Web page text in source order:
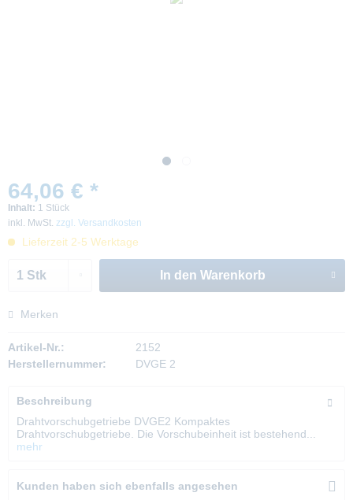
64,06 € *
Inhalt: 1 Stück
inkl. MwSt. zzgl. Versandkosten
Lieferzeit 2-5 Werktage
In den Warenkorb
Merken
Artikel-Nr.:
2152
Herstellernummer:
DVGE 2
Beschreibung
Drahtvorschubgetriebe DVGE2 Kompaktes
Drahtvorschubgetriebe. Die Vorschubeinheit ist bestehend...
mehr
Kunden haben sich ebenfalls angesehen